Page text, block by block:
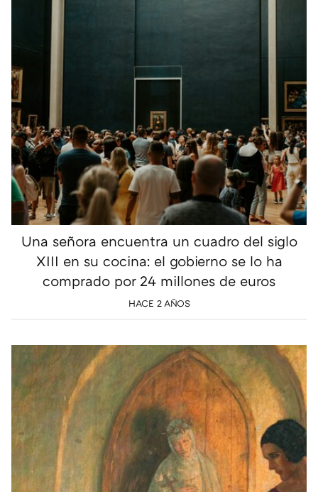
Una señora encuentra un cuadro del siglo
XIII en su cocina: el gobierno se lo ha
comprado por 24 millones de euros
HACE 2 AÑOS